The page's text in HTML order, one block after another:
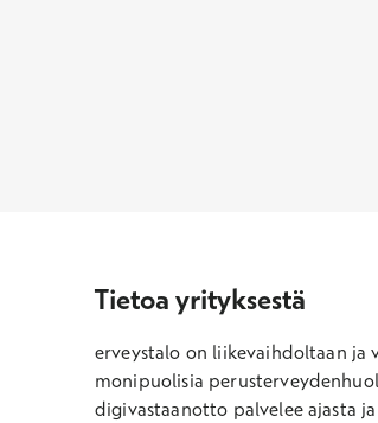
Tietoa yrityksestä
erveystalo on liikevaihdoltaan ja
monipuolisia
digivastaanotto palvelee ajasta